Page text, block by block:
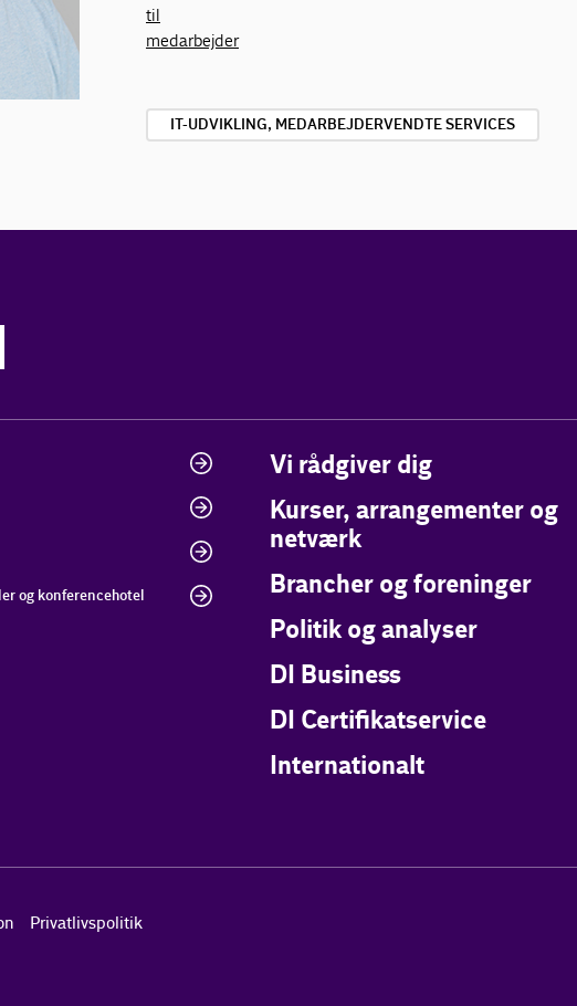
til
medarbejder
IT-UDVIKLING, MEDARBEJDERVENDTE SERVICES
og konferencehotel
Vi rådgiver dig
Kurser, arrangementer og
netværk
Brancher og foreninger
Politik og analyser
DI Business
DI Certifikatservice
Internationalt
Privatlivspolitik